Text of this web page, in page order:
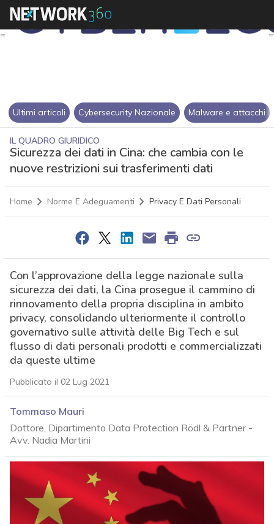
Ultimi articoli Cybersecurity Nazionale Malware e attacchi
IL QUADRO GIURIDICO
Sicurezza dei dati in Cina: che cambia con le
nuove restrizioni sui trasferimenti dati
Home Norme E Adeguamenti Privacy E Dati Personali
Con l’approvazione della legge nazionale sulla
sicurezza dei dati, la Cina prosegue il cammino di
rinnovamento della propria disciplina in ambito
privacy, consolidando ulteriormente il controllo
governativo sulle attività delle Big Tech e sul
flusso di dati personali prodotti e commercializzati
da queste ultime
Pubblicato il 02 Lug 2021
Tommaso Mauri
Dottore, Dipartimento Data Protection Rödl & Partner -
Avv. Nadia Martini